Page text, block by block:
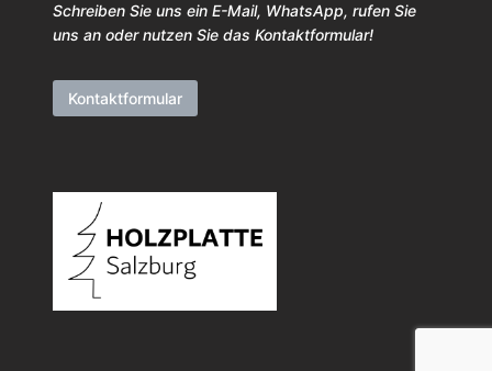
Schreiben Sie uns ein E-Mail, WhatsApp, rufen Sie
uns an oder nutzen Sie das Kontaktformular!
Kontaktformular